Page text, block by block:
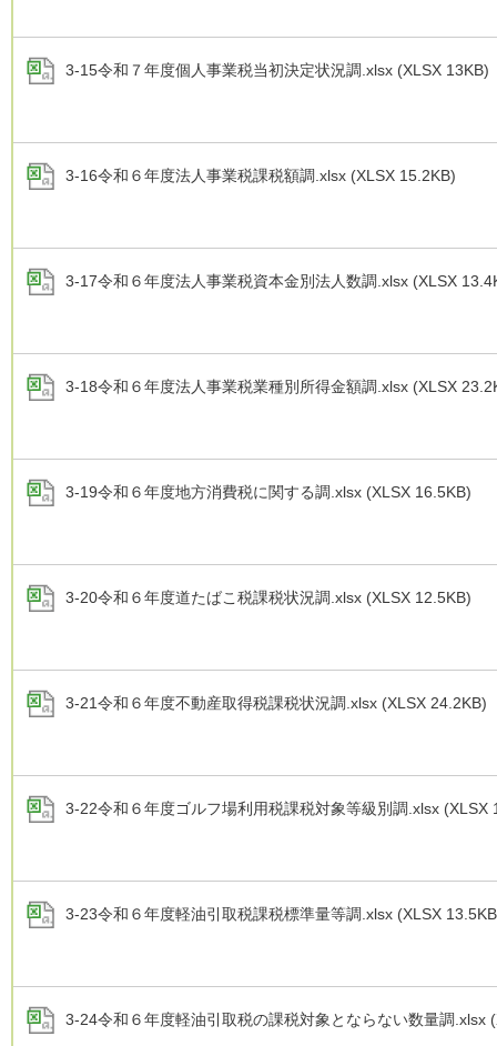
3-15令和７年度個人事業税当初決定状況調.xlsx (XLSX 13KB)
3-16令和６年度法人事業税課税額調.xlsx (XLSX 15.2KB)
3-17令和６年度法人事業税資本金別法人数調.xlsx (XLSX
3-18令和６年度法人事業税業種別所得金額調.xlsx (XLSX
3-19令和６年度地方消費税に関する調.xlsx (XLSX 16.5KB)
3-20令和６年度道たばこ税課税状況調.xlsx (XLSX 12.5KB)
3-21令和６年度不動産取得税課税状況調.xlsx (XLSX 24.2KB)
3-22令和６年度ゴルフ場利用税課税対象等級別調.xlsx (XLSX
3-23令和６年度軽油引取税課税標準量等調.xlsx (XLSX
3-24令和６年度軽油引取税の課税対象とならない数量調.xlsx